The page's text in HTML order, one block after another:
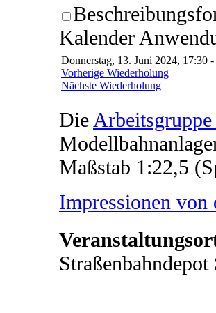
Kalender
Donnerstag, 13. Juni 2024, 17:30
Vorherige Wiederholung
Nächste Wiederholung
Die
Maßstab 1:22,5
Impressionen von
Straßenbahndepot